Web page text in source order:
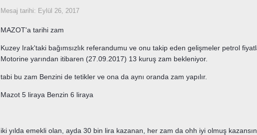
Mesaj tarihi: Eylül 26, 2017
MAZOT'a tarihi zam
Kuzey Irak'taki bağımsızlık referandumu ve onu takip eden gelişmeler petrol
Motorine yarından itibaren (27.09.2017) 13 kuruş zam bekleniyor.
tabi bu zam Benzini de tetikler ve ona da aynı oranda zam yapılır.
Mazot 5 liraya Benzin 6 liraya
iki yılda emekli olan, ayda 30 bin lira kazanan, her zam da ohh iyi olmuş